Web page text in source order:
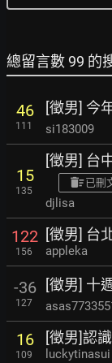
總留言數 99 的
46
111
[徵男] 今
si183009
15
135
[徵男] 台
已刪
djlisa
122
156
[徵男] 台
appleka
-36
127
[徵男] 十
16
109
[徵男]認
luckytinasui